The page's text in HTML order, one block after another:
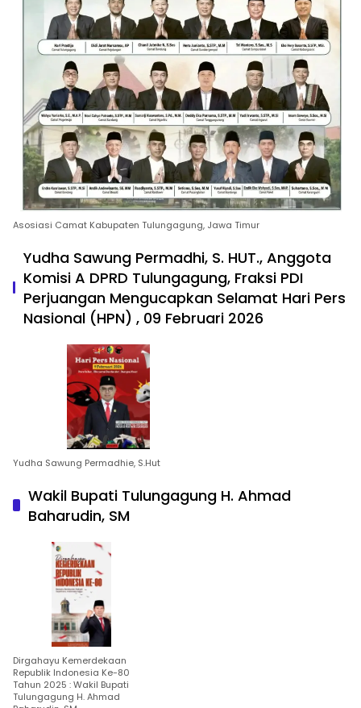
Asosiasi Camat Kabupaten Tulungagung, Jawa Timur
Yudha Sawung Permadhi, S. HUT., Anggota
Komisi A DPRD Tulungagung, Fraksi PDI
Perjuangan Mengucapkan Selamat Hari Pers
Nasional (HPN) , 09 Februari 2026
Yudha Sawung Permadhie, S.Hut
Wakil Bupati Tulungagung H. Ahmad
Baharudin, SM
Dirgahayu Kemerdekaan
Republik Indonesia Ke-80
Tahun 2025 : Wakil Bupati
Tulungagung H. Ahmad